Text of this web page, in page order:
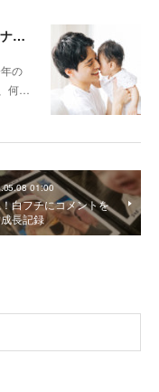
父の日にぴったり！想いを込めたオリジナルギフトを贈ろう🎁
の
何…
01:00
白フチにコメントを
長記録